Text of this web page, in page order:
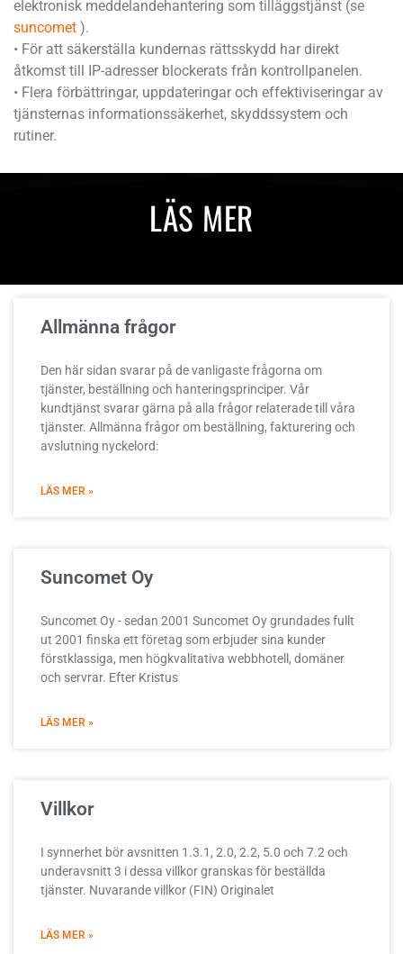
elektronisk meddelandehantering som tilläggstjänst (se
suncomet ).
• För att säkerställa kundernas rättsskydd har direkt
åtkomst till IP-adresser blockerats från kontrollpanelen.
• Flera förbättringar, uppdateringar och effektiviseringar av
tjänsternas informationssäkerhet, skyddssystem och
rutiner.
LÄS MER
Allmänna frågor
Den här sidan svarar på de vanligaste frågorna om
tjänster, beställning och hanteringsprinciper. Vår
kundtjänst svarar gärna på alla frågor relaterade till våra
tjänster. Allmänna frågor om beställning, fakturering och
avslutning nyckelord:
LÄS MER »
Suncomet Oy
Suncomet Oy - sedan 2001 Suncomet Oy grundades fullt
ut 2001 finska ett företag som erbjuder sina kunder
förstklassiga, men högkvalitativa webbhotell, domäner
och servrar. Efter Kristus
LÄS MER »
Villkor
I synnerhet bör avsnitten 1.3.1, 2.0, 2.2, 5.0 och 7.2 och
underavsnitt 3 i dessa villkor granskas för beställda
tjänster. Nuvarande villkor (FIN) Originalet
LÄS MER »